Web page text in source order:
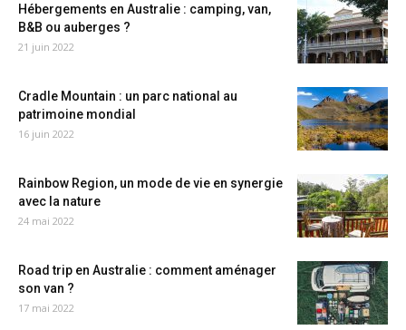
Hébergements en Australie : camping, van,
B&B ou auberges ?
21 juin 2022
Cradle Mountain : un parc national au
patrimoine mondial
16 juin 2022
Rainbow Region, un mode de vie en synergie
avec la nature
24 mai 2022
Road trip en Australie : comment aménager
son van ?
17 mai 2022